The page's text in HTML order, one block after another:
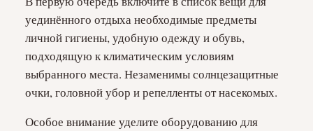
уединённого отдыха необходимые предметы
личной гигиены, удобную одежду и обувь,
подходящую к климатическим условиям
выбранного места. Незаменимы солнцезащитные
очки, головной убор и репелленты от насекомых.
Особое внимание уделите оборудованию для